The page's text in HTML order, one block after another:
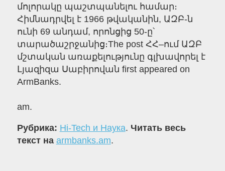
մոլորակը պաշտպանելու համար։
Հիմնադրվել է 1966 թվականին, ԱԶԲ-ն
ունի 69 անդամ, որոնցից 50-ը՝
տարածաշրջանից։The post ՀՀ–ում ԱԶԲ
մշտական առաքելությունը գլխավորել է
Լյազիզա Սաբիրովան first appeared on
ArmBanks.
am.
Рубрика: Hi-Tech и Наука. Читать весь
текст на armbanks.am.